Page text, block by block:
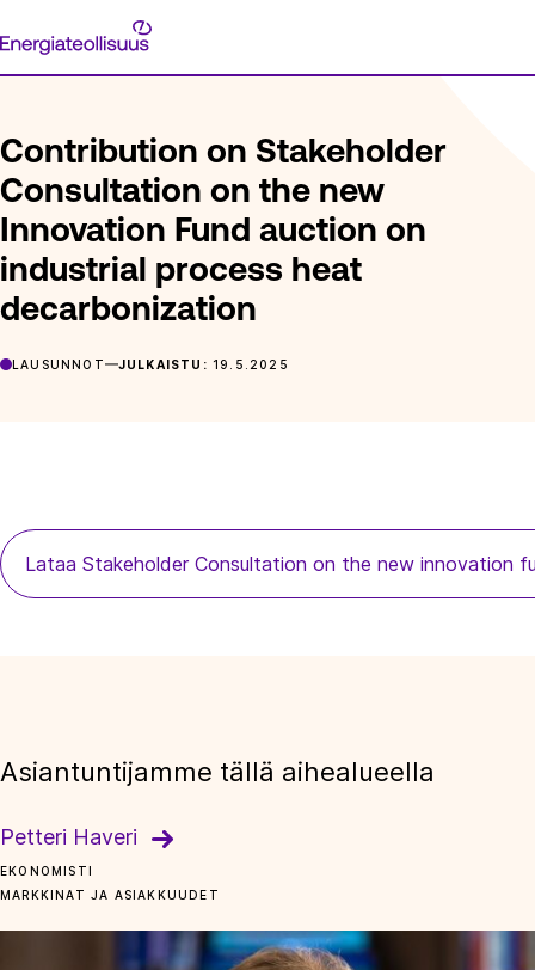
suoraan
Energiateollisuus
ETUSIVU
Contribution on Stakeholder
Consultation on the new
Innovation Fund auction on
industrial process heat
decarbonization
LAUSUNNOT JULKAISTU: 19.5.2025
Lataa Stakeholder Consultation on the new innovation
Asiantuntijamme tällä aihealueella
Petteri Haveri
EKONOMISTI
MARKKINAT JA ASIAKKUUDET